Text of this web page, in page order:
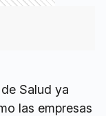
Salud ya
las empresas